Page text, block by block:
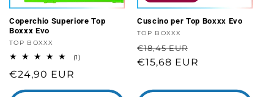
Coperchio Superiore Top
Boxxx Evo
Fornitore:
TOP BOXXX
(1)1
Prezzo
di
€24,90 EUR
Cuscino per Top Boxxx Evo
Fornitore:
TOP BOXXX
Prezzo
di
€18,45 EUR
scontato
€15,68 EUR